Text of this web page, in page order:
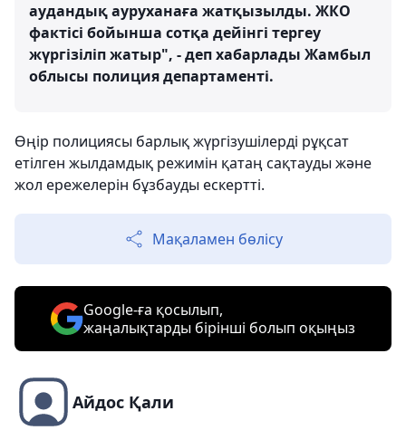
аудандық ауруханаға жатқызылды. ЖКО
фактісі бойынша сотқа дейінгі тергеу
жүргізіліп жатыр", - деп хабарлады Жамбыл
облысы полиция департаменті.
Өңір полициясы барлық жүргізушілерді рұқсат
етілген жылдамдық режимін қатаң сақтауды және
жол ережелерін бұзбауды ескертті.
Мақаламен бөлісу
Google-ға қосылып,
жаңалықтарды бірінші болып оқыңыз
Айдос Қали